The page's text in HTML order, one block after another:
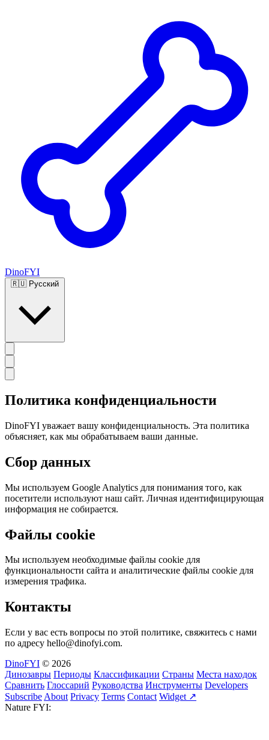
DinoFYI
🇷🇺 Русский
Политика конфиденциальности
DinoFYI уважает вашу конфиденциальность. Эта политика
объясняет, как мы обрабатываем ваши данные.
Сбор данных
Мы используем Google Analytics для понимания того, как
посетители используют наш сайт. Личная идентифицирующая
информация не собирается.
Файлы cookie
Мы используем необходимые файлы cookie для
функциональности сайта и аналитические файлы cookie для
измерения трафика.
Контакты
Если у вас есть вопросы по этой политике, свяжитесь с нами
по адресу hello@dinofyi.com.
DinoFYI © 2026
Динозавры Периоды Классификации Страны Места находок
Сравнить Глоссарий Руководства Инструменты Developers
Subscribe About Privacy Terms Contact Widget ↗
Nature FYI: